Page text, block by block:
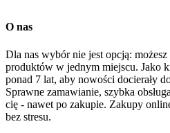
O nas
Dla nas wybór nie jest opcją:
produktów w jednym miejscu. Jako
ponad 7 lat, aby nowości docierały
Sprawne zamawianie, szybka
cię - nawet po zakupie. Zakupy
bez stresu.